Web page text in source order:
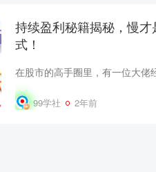
持续盈利秘籍揭秘，慢
式！
99学社 2年前